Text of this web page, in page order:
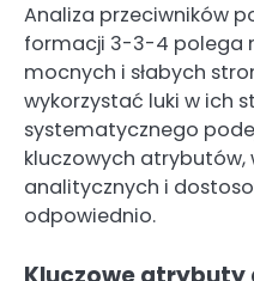
Analiza przeciwników
formacji 3-3-4 polega
mocnych i słabych
wykorzystać luki w ich
systematycznego
kluczowych
analitycznych i
odpowiednio.